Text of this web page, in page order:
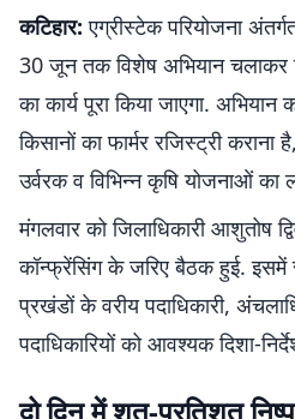
कटिहार: एग्रीस्टेक परियोजना
30 जून तक विशेष अभियान चलाकर
का कार्य पूरा किया जाएगा.
किसानों का फार्मर रजिस्ट्री कराना
उर्वरक व विभिन्न कृषि योजनाओं
मंगलवार को जिलाधिकारी आशुतोष
कॉन्फ्रेंसिंग के जरिए बैठक हुई. इसमें
प्रखंडों के वरीय पदाधिकारी,
पदाधिकारियों को आवश्यक दिशा-